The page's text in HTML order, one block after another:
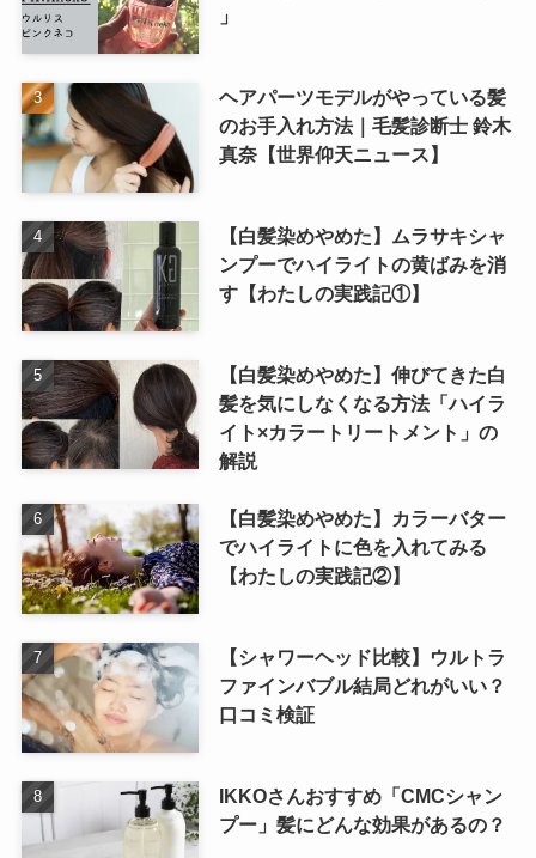
」
ヘアパーツモデルがやっている髪
のお手入れ方法｜毛髪診断士 鈴木
真奈【世界仰天ニュース】
【白髪染めやめた】ムラサキシャ
ンプーでハイライトの黄ばみを消
す【わたしの実践記①】
【白髪染めやめた】伸びてきた白
髪を気にしなくなる方法「ハイラ
イト×カラートリートメント」の
解説
【白髪染めやめた】カラーバター
でハイライトに色を入れてみる
【わたしの実践記②】
【シャワーヘッド比較】ウルトラ
ファインバブル結局どれがいい？
口コミ検証
IKKOさんおすすめ「CMCシャン
プー」髪にどんな効果があるの？